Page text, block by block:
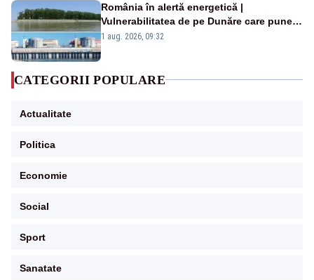
România în alertă energetică |
Vulnerabilitatea de pe Dunăre care pune
în pericol Centrala Cernavodă era
1 aug. 2026, 09:32
CATEGORII POPULARE
Actualitate
Politica
Economie
Social
Sport
Sanatate